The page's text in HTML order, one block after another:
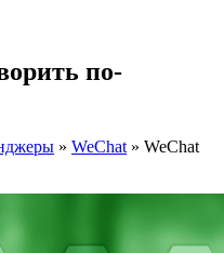
по-
» WeChat » WeChat